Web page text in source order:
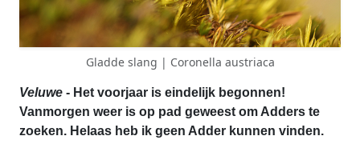
Gladde slang | Coronella austriaca
Veluwe - Het voorjaar is eindelijk begonnen!
Vanmorgen weer is op pad geweest om Adders te
zoeken. Helaas heb ik geen Adder kunnen vinden.